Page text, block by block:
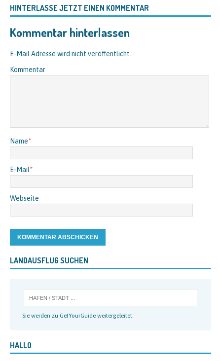
HINTERLASSE JETZT EINEN KOMMENTAR
Kommentar hinterlassen
E-Mail Adresse wird nicht veröffentlicht.
Kommentar
Name*
E-Mail*
Webseite
LANDAUSFLUG SUCHEN
Sie werden zu GetYourGuide weitergeleitet.
HALLO